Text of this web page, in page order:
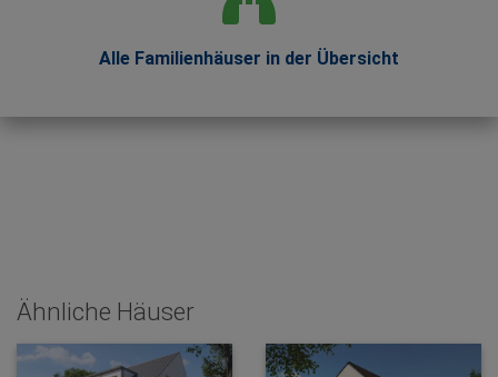
Alle Familienhäuser in der Übersicht
Ähnliche Häuser